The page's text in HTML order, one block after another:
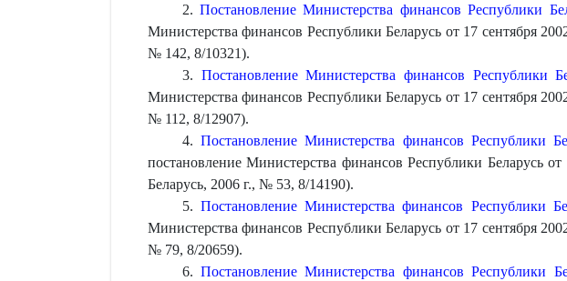
2.Постановление Министерства финансов Республики
Министерства финансов Республики Беларусь от 17 сентября
№ 142, 8/10321).
3. Постановление Министерства финансов
Министерства финансов Республики Беларусь от 17 сентября
№ 112, 8/12907).
4.Постановление Министерства финансов Республики
постановление Министерства финансов Республики Беларусь
Беларусь, 2006 г., № 53, 8/14190).
5.Постановление Министерства финансов Республики
Министерства финансов Республики Беларусь от 17 сентября
№ 79, 8/20659).
6.Постановление Министерства финансов